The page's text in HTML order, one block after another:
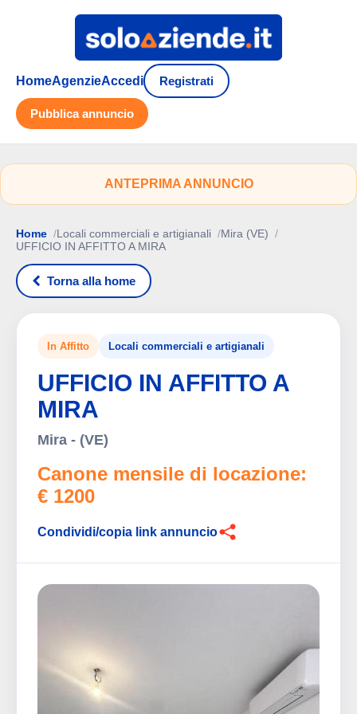
HomeAgenzieAccedi Registrati
Pubblica annuncio
ANTEPRIMA ANNUNCIO
Home Locali commerciali e artigianali
Mira (VE)
UFFICIO IN AFFITTO A MIRA
Torna alla home
In Affitto Locali commerciali e artigianali
UFFICIO IN AFFITTO A
MIRA
Mira - (VE)
Canone mensile di locazione:
€ 1200
Condividi/copia link annuncio